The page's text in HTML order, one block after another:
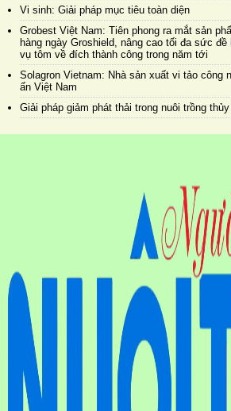
Vi sinh: Giải pháp mục tiêu toàn diện
Grobest Việt Nam: Tiên phong ra mắt sản
hàng ngày Groshield, nâng cao tối đa sức
vụ tôm về đích thành công trong năm tới
Solagron Vietnam: Nhà sản xuất vi tảo công
ấn Việt Nam
Giải pháp giảm phát thải trong nuôi trồng